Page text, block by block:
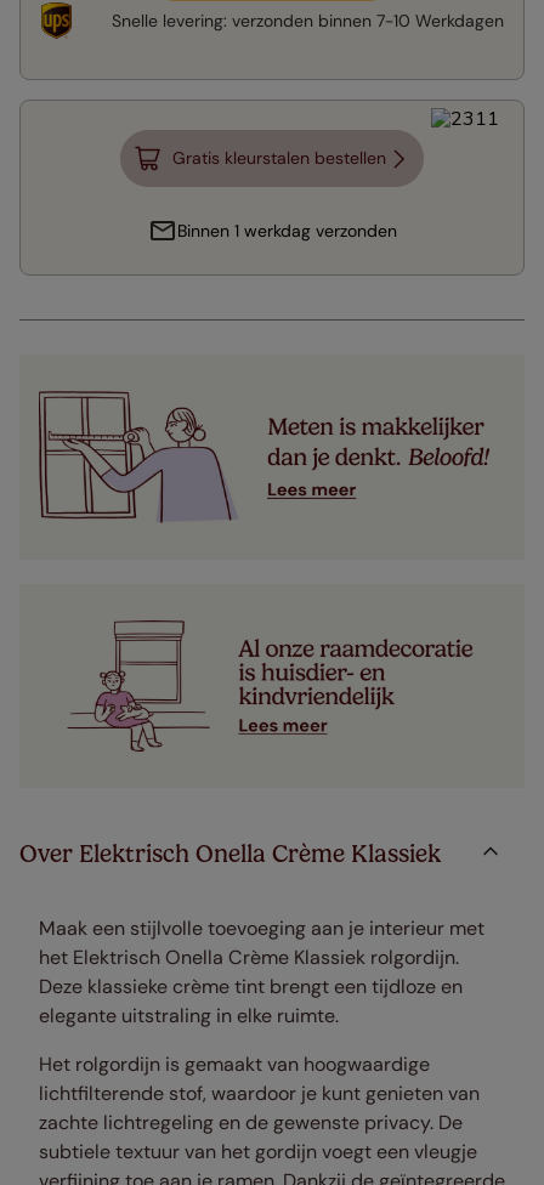
Snelle levering: verzonden binnen 7-10 Werkdagen
Gratis kleurstalen bestellen
Binnen 1 werkdag verzonden
Over Elektrisch Onella Crème Klassiek
Maak een stijlvolle toevoeging aan je interieur met
het Elektrisch Onella Crème Klassiek rolgordijn.
Deze klassieke crème tint brengt een tijdloze en
elegante uitstraling in elke ruimte.
Het rolgordijn is gemaakt van hoogwaardige
lichtfilterende stof, waardoor je kunt genieten van
zachte lichtregeling en de gewenste privacy. De
subtiele textuur van het gordijn voegt een vleugje